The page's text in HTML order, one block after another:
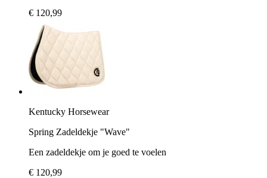
€ 120,99
Kentucky Horsewear
Spring Zadeldekje "Wave"
Een zadeldekje om je goed te voelen
€ 120,99